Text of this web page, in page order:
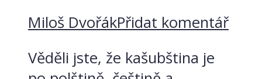
Miloš DvořákPřidat komentář
Věděli jste, že kašubština je